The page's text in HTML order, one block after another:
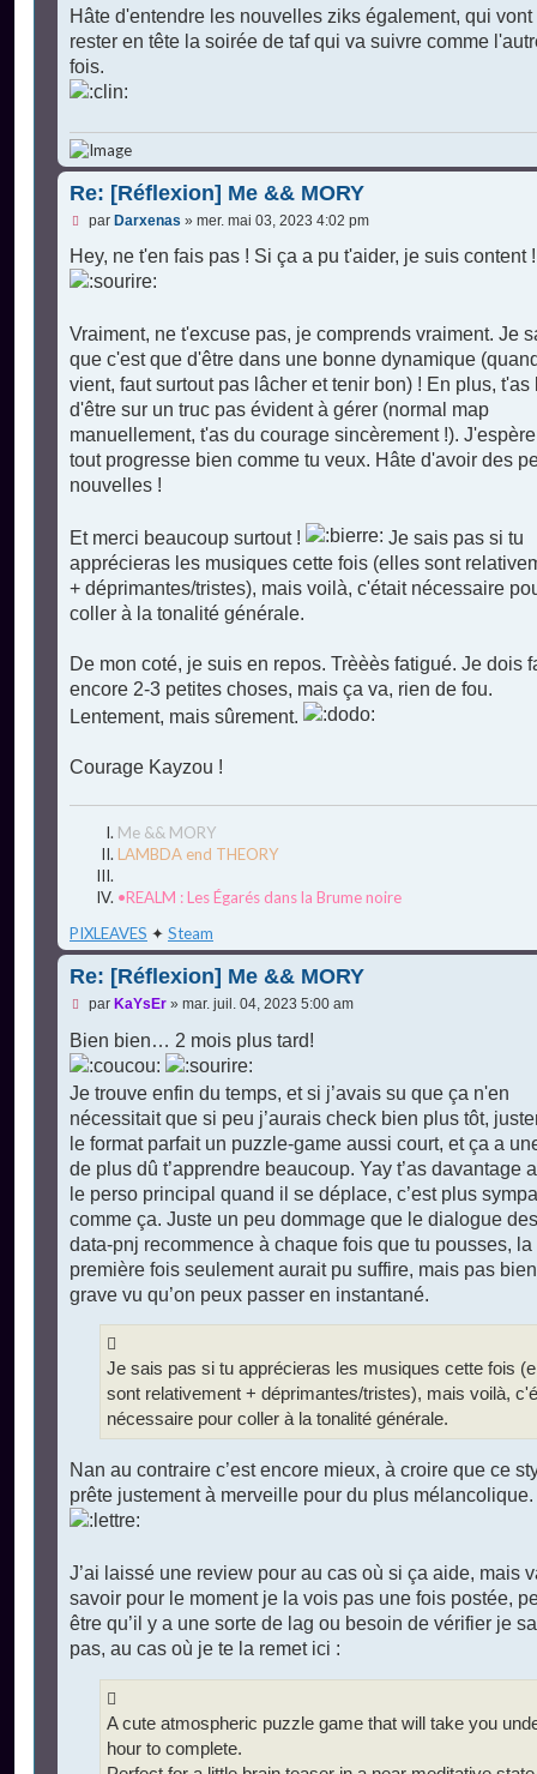
Hâte d'entendre les nouvelles ziks également, qui vont
rester en tête la soirée de taf qui va suivre comme
fois.
Re: [Réflexion] Me && MORY
M
s
s
a
n
o
n
l
u
par Darxenas » mer. mai 03, 2023 4:02 pm
Hey, ne t'en fais pas ! Si ça a pu t'aider, je suis content !
Vraiment, ne t'excuse pas, je comprends vraiment. Je
que c'est que d'être dans une bonne dynamique
vient, faut surtout pas lâcher et tenir bon) ! En plus, t'as
d'être sur un truc pas évident à gérer (normal map
manuellement, t'as du courage sincèrement !).
tout progresse bien comme tu veux. Hâte d'avoir des
nouvelles !
Et merci beaucoup surtout !
Je sais pas si tu
apprécieras les musiques cette fois (elles sont
+ déprimantes/tristes), mais voilà, c'était nécessaire
coller à la tonalité générale.
De mon coté, je suis en repos. Trèèès fatigué. Je dois
encore 2-3 petites choses, mais ça va, rien de fou.
Lentement, mais sûrement.
Courage Kayzou !
Me && MORY
LAMBDA end THEORY
•REALM : Les Égarés dans la Brume noire
PIXLEAVES ✦ Steam
Re: [Réflexion] Me && MORY
M
s
s
a
g
e
n
o
n
l
u
par KaYsEr» mar. juil. 04, 2023 5:00 am
Bien bien… 2 mois plus tard!
Je trouve enfin du temps, et si j’avais su que ça n'en
nécessitait que si peu j’aurais check bien plus tôt,
le format parfait un puzzle-game aussi court, et ça a
de plus dû t’apprendre beaucoup. Yay t’as davantage
le perso principal quand il se déplace, c’est plus sympa
comme ça. Juste un peu dommage que le dialogue des
data-pnj recommence à chaque fois que tu pousses, la
première fois seulement aurait pu suffire, mais pas bien
grave vu qu’on peux passer en instantané.
Je sais pas si tu apprécieras les musiques cette fois
sont relativement + déprimantes/tristes), mais voilà,
nécessaire pour coller à la tonalité générale.
Nan au contraire c’est encore mieux, à croire que ce
prête justement à merveille pour du plus mélancolique.
J’ai laissé une review pour au cas où si ça aide, mais
savoir pour le moment je la vois pas une fois postée,
être qu’il y a une sorte de lag ou besoin de vérifier je
pas, au cas où je te la remet ici :
A cute atmospheric puzzle game that will take you
hour to complete.